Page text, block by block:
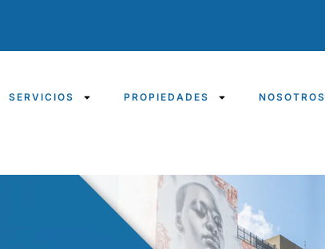
SERVICIOS PROPIEDADES NOSOTROS